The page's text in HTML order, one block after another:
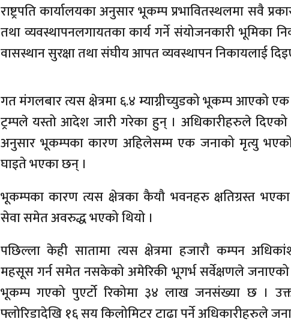
राष्ट्रपति कार्यालयका अनुसार भूकम्प प्रभावितस्थलमा सवै
तथा व्यवस्थापनलगायतका कार्य गर्ने संयोजनकारी भूमिका
वासस्थान सुरक्षा तथा संघीय आपत व्यवस्थापन निकायलाई
गत मंगलबार त्यस क्षेत्रमा ६.४ म्याग्नीच्युडको भूकम्प आएको एक
ट्रम्पले यस्तो आदेश जारी गरेका हुन‍् । अधिकारीहरुले
अनुसार भूकम्पका कारण अहिलेसम्म एक जनाको मृत्यु
घाइते भएका छन् ।
भूकम्पका कारण त्यस क्षेत्रका कैयौ भवनहरु क्षतिग्रस्त
सेवा समेत अवरुद्ध भएको थियो ।
पछिल्ला केही सातामा त्यस क्षेत्रमा हजारौ कम्पन
महसूस गर्न समेत नसकेको अमेरिकी भूगर्भ सर्वेक्षणले
भूकम्प गएको पुएर्टो रिकोमा ३४ लाख जनसंख्या छ ।
फ्लोरिडादेखि १६ सय किलोमिटर टाढा पर्ने अधिकारीहरुले